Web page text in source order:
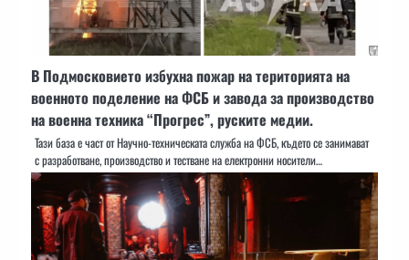
В Подмосковието избухна пожар на територията на
военното поделение на ФСБ и завода за производство
на военна техника “Прогрес”, руските медии.
Тази база е част от Научно-техническата служба на ФСБ, където се занимават
с разработване, производство и тестване на електронни носители…